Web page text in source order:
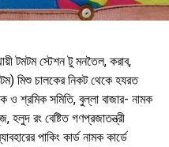
টমটম স্টেশন টু মনতৈল, করাব,
মিশু চালকের নিকট থেকে হযরত
ও শ্রমিক সমিতি, বুল্লা বাজার- নামক
হলুদ রং বেষ্টিত গণপ্রজাতন্ত্রী
পাকিং কার্ড নামক কার্ডে